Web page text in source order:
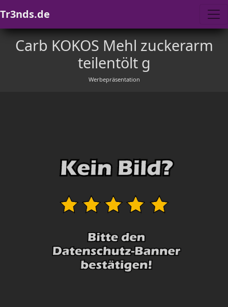
Tr3nds.de
Carb KOKOS Mehl zuckerarm
teilentölt g
Werbepräsentation